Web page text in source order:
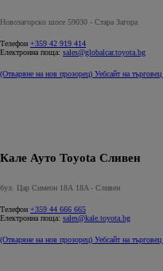
Новозагорскo шосе 59030 - Стара Загора
Телефон +359 42 919 414
Електронна поща: sales@globalcar.toyota.bg
(Отваряне на нов прозорец) Уебсайт на търговец
Кале Ауто Toyota Сливен
бул. Цар Симеон 18А 18A - Сливен
Телефон +359 44 666 665
Електронна поща: sales@kale.toyota.bg
(Отваряне на нов прозорец) Уебсайт на търговец